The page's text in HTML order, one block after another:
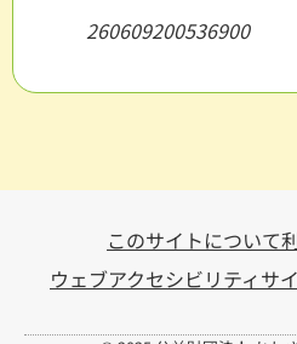
260609200536900
このサイトについて
ウェブアクセシビリティサ